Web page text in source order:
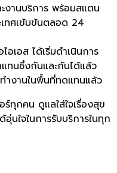
งานบริการ พร้อมสแตน
ทศเข้มข้นตลอด 24
เอส ได้เริ่มดำเนินการ
ทนซึ่งกันและกันได้แล้ว
ำงานในพื้นที่ทดแทนแล้ว
ทุกคน ดูแลใส่ใจเรื่องสุข
นใจในการรับบริการในทุก